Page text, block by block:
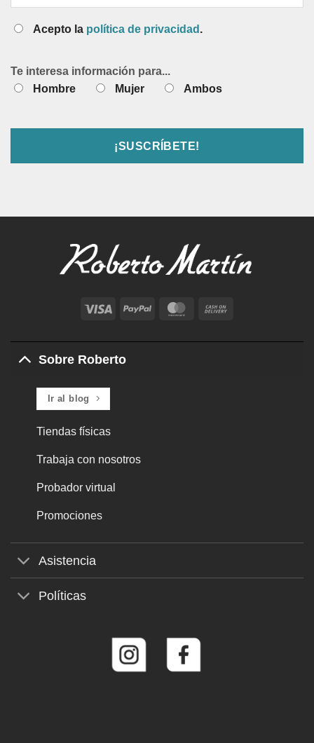
Acepto la política de privacidad .
Te interesa información para...
Hombre
Mujer Ambos
Visa PayPal MasterCard
Delivery
Sobre Roberto
Ir al blog
Tiendas físicas
Trabaja con nosotros
Probador virtual
Promociones
Asistencia
Políticas